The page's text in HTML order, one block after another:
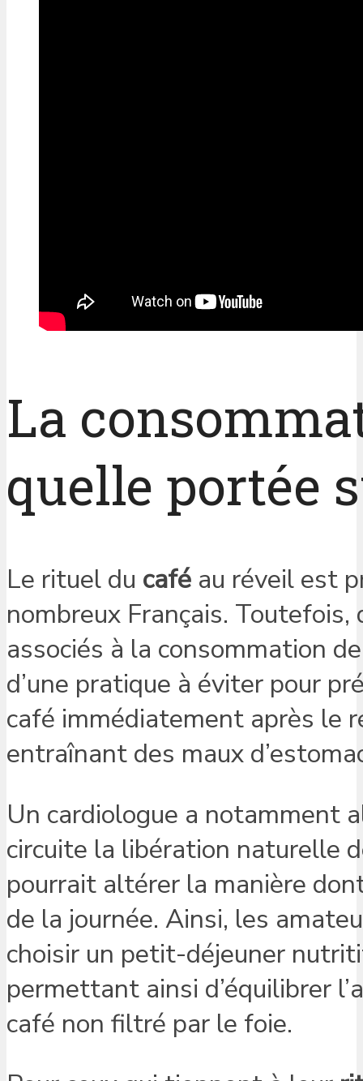
La
quelle portée
Le rituel du café au réveil est
nombreux Français.
associés à la consommation
d’une pratique à éviter pour
café immédiatement après le
entraînant des maux
Un cardiologue a notamment
circuite la libération naturelle
pourrait altérer la manière
de la journée. Ainsi, les
choisir un petit-déjeuner
permettant ainsi d’équilibrer
café non filtré par le foie.